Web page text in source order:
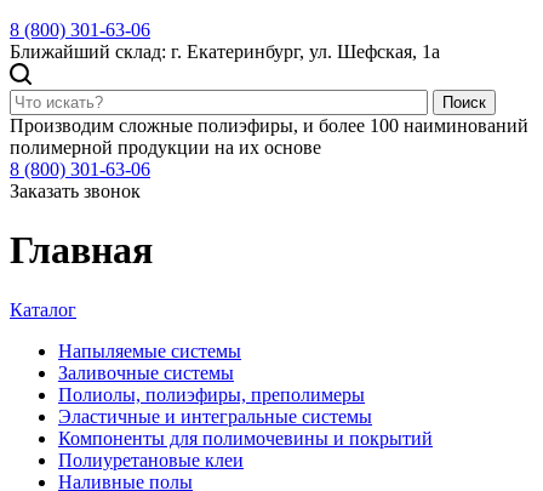
8 (800) 301-63-06
Ближайший склад: г. Екатеринбург, ул. Шефская, 1а
Поиск
Производим сложные полиэфиры, и более 100 наиминований
полимерной продукции на их основе
8 (800) 301-63-06
Заказать звонок
Главная
Каталог
Напыляемые системы
Заливочные системы
Полиолы, полиэфиры, преполимеры
Эластичные и интегральные системы
Компоненты для полимочевины и покрытий
Полиуретановые клеи
Наливные полы